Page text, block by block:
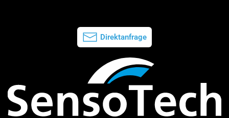
Direktanfrage